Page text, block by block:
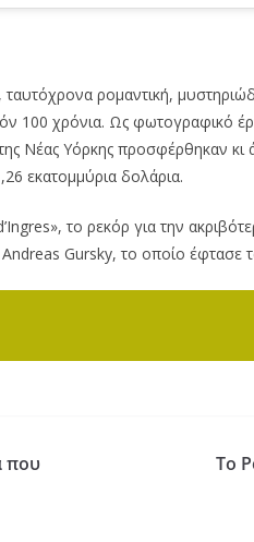
ρομαντική,
100 χρόνια. Ως φωτογραφικό
Νέας Υόρκης προσφέρθηκαν
εκατομμύρια δολάρια.
το ρεκόρ για την
Gursky, το οποίο έφτασε
που
Το